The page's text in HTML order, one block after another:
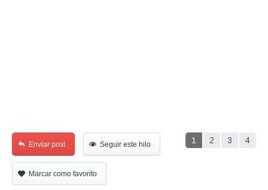
1 2 3 4
Enviar post Seguir este hilo
Marcar como favorito